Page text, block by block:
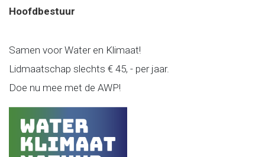
Hoofdbestuur
Samen voor Water en Klimaat!
Lidmaatschap slechts € 45, - per jaar.
Doe nu mee met de AWP!